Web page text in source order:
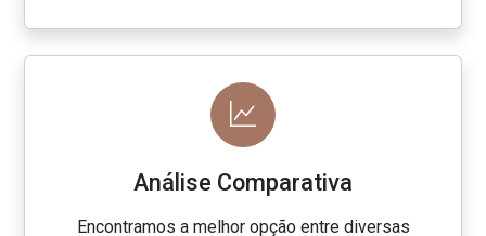
Análise Comparativa
Encontramos a melhor opção entre diversas